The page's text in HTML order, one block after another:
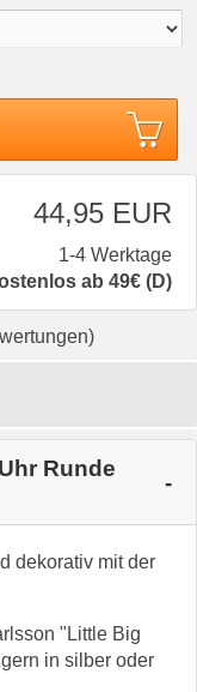
44,95 EUR
1-4 Werktage
ab 49€ (D)
Runde
dekorativ mit der
"Little Big
in silber oder